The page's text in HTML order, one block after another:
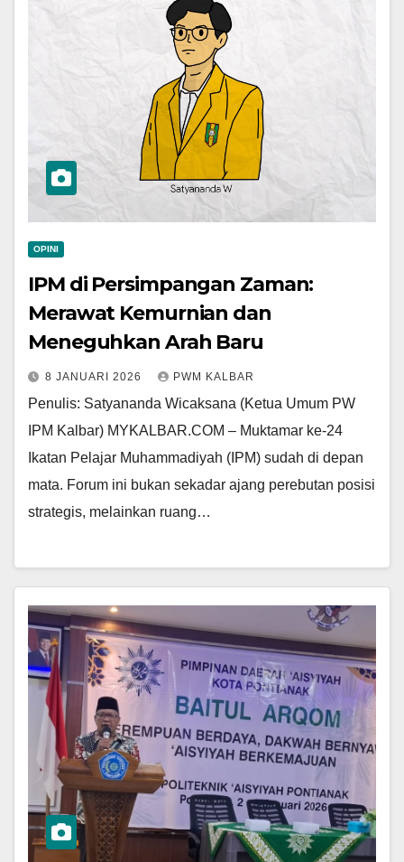
OPINI
IPM di Persimpangan Zaman:
Merawat Kemurnian dan
Meneguhkan Arah Baru
8 JANUARI 2026 PWM KALBAR
Penulis: Satyananda Wicaksana (Ketua Umum PW
IPM Kalbar) MYKALBAR.COM – Muktamar ke-24
Ikatan Pelajar Muhammadiyah (IPM) sudah di depan
mata. Forum ini bukan sekadar ajang perebutan posisi
strategis, melainkan ruang…